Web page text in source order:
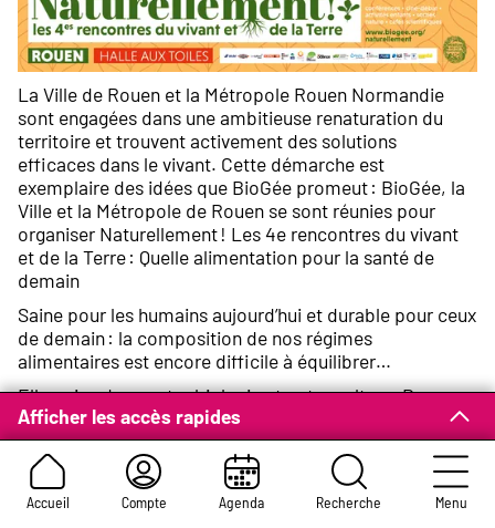
Accueil Compte Agenda Recherche Menu
Afficher les accès rapides
La Ville de Rouen et la Métropole Rouen Normandie
sont engagées dans une ambitieuse renaturation du
territoire et trouvent activement des solutions
efficaces dans le vivant. Cette démarche est
exemplaire des idées que BioGée promeut : BioGée, la
Ville et la Métropole de Rouen se sont réunies pour
organiser Naturellement ! Les 4e rencontres du vivant
et de la Terre : Quelle alimentation pour la santé de
demain
Saine pour les humains aujourd’hui et durable pour ceux
de demain : la composition de nos régimes
alimentaires est encore difficile à équilibrer…
Elle puise dans notre biologie et notre culture. Des
fondamentaux commencent à se dessiner. Ils sont
médicaux et diététiques, ne doivent pas faire oublier le
plaisir de manger, ni l’équité sociale.
Ils ne se pensent pas sans le mode de production, de
l’agriculture à la transformation.